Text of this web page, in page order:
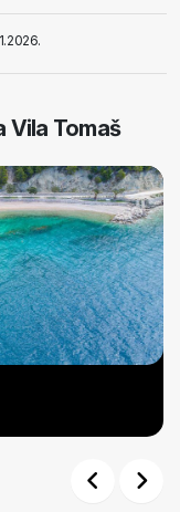
Vila Tomaš